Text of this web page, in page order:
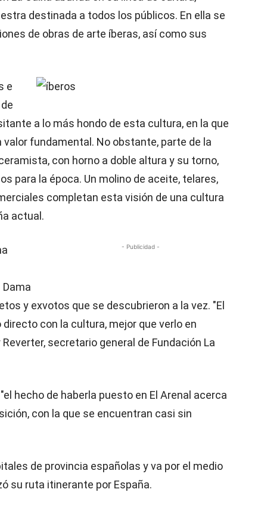
destinada a todos los públicos. En ella se
de obras de arte íberas, así como sus
e
a lo más hondo de esta cultura, en la que
fundamental. No obstante, parte de la
con horno a doble altura y su torno,
para la época. Un molino de aceite, telares,
completan esta visión de una cultura
actual.
- Publicidad -
y exvotos que se descubrieron a la vez. "El
con la cultura, mejor que verlo en
secretario general de Fundación La
hecho de haberla puesto en El Arenal acerca
con la que se encuentran casi sin
de provincia españolas y va por el medio
su ruta itinerante por España.